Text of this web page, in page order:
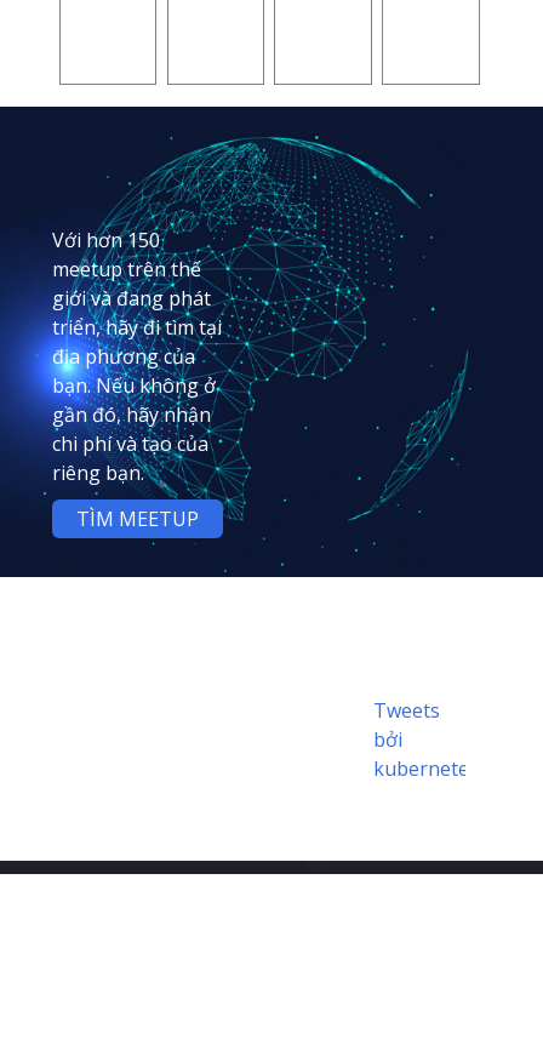
Với hơn 150
meetup trên thế
giới và đang phát
triển, hãy đi tìm tại
địa phương của
bạn. Nếu không ở
gần đó, hãy nhận
chi phí và tạo của
riêng bạn.
TÌM MEETUP
Tweets
bởi
kubernetesio